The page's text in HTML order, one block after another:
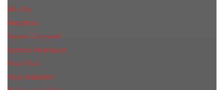
Miu Miu
Mоsсhino
Naomi Campbell
Narciso Rodriguez
Nina Ricci
Paco Rabanne